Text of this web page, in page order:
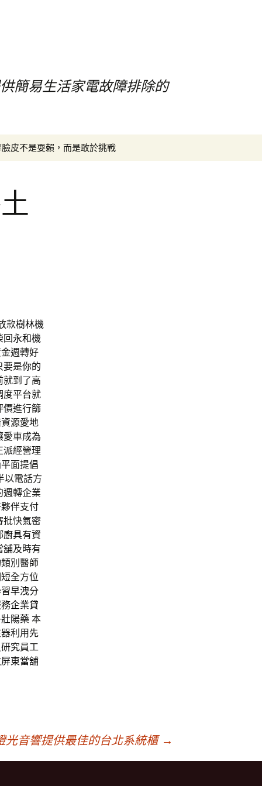
簡易生活家電故障排除的
皮不是耍賴，而是敢於挑戰
款樹林機
回永和機
週轉好
要是你的
就到了高
度平台就
價進行篩
源愛地
愛車成為
派經營理
面提倡
以電話方
週轉企業
伴支付
批快氣密
廚具有資
舖及時有
別醫師
全方位
早洩分
企業貸
壯陽藥 本
利用先
究員工
屏東當舖
光音響提供最佳的台北系統櫃 →